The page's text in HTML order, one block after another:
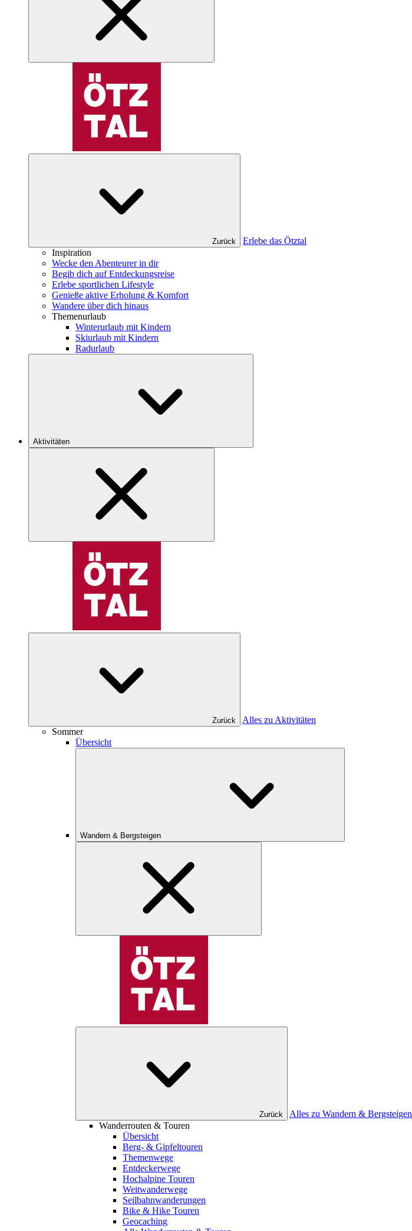
Zurück
Erlebe das Ötztal
Inspiration
Wecke den Abenteurer in dir
Begib dich auf Entdeckungsreise
Erlebe sportlichen Lifestyle
Genieße aktive Erholung & Komfort
Wandere über dich hinaus
Themenurlaub
Winterurlaub mit Kindern
Skiurlaub mit Kindern
Radurlaub
Aktivitäten
Zurück
Alles zu Aktivitäten
Sommer
Übersicht
Wandern & Bergsteigen
Zurück
Alles zu Wandern & Bergsteigen
Wanderrouten & Touren
Übersicht
Berg- & Gipfeltouren
Themenwege
Entdeckerwege
Hochalpine Touren
Weitwanderwege
Seilbahnwanderungen
Bike & Hike Touren
Geocaching